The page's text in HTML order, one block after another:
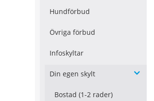
Hundförbud
Övriga förbud
Infoskyltar
Din egen skylt
Bostad (1-2 rader)